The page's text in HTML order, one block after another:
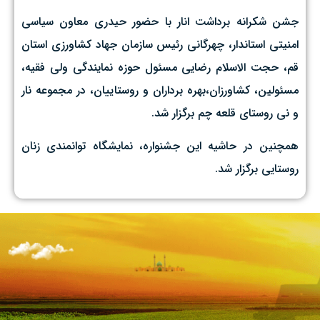
جشن شکرانه برداشت انار با حضور حیدری معاون سیاسی
امنیتی استاندار، چهرگانی رئیس سازمان جهاد کشاورزی استان
قم، حجت الاسلام رضایی مسئول حوزه نمایندگی ولی فقیه،
مسئولین، کشاورزان،بهره برداران و روستاییان، در مجموعه نار
و نی روستای قلعه چم برگزار شد.
همچنین در حاشیه این جشنواره، نمایشگاه توانمندی زنان
روستایی برگزار شد.